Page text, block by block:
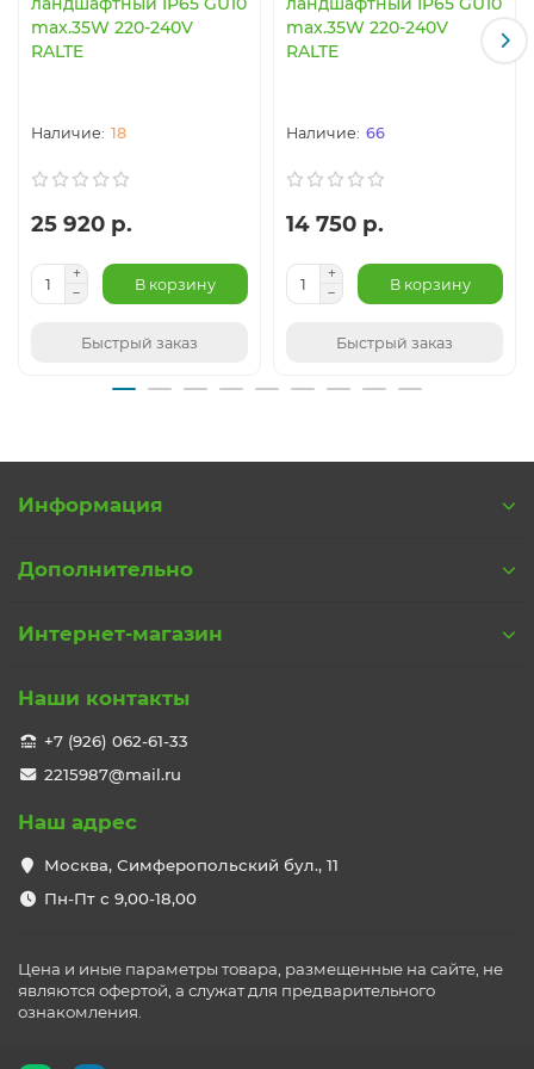
max.35W 220-240V
RALTE
18
25 920 р.
В корзину
Быстрый заказ
max.35W 220-240V
RALTE
66
14 750 р.
В корзину
Быстрый заказ
Информация
Дополнительно
Интернет-магазин
Наши контакты
+7 (926) 062-61-33
2215987@mail.ru
Наш адрес
Москва, Симферопольский бул., 11
Пн-Пт с 9,00-18,00
Цена и иные параметры товара, размещенные на сайте, не
являются офертой, а служат для предварительного
ознакомления.